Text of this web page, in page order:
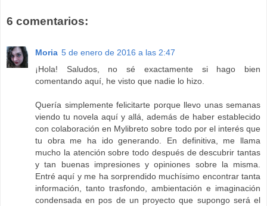
6 comentarios:
Moria 5 de enero de 2016 a las 2:47
¡Hola! Saludos, no sé exactamente si hago bien
comentando aquí, he visto que nadie lo hizo.
Quería simplemente felicitarte porque llevo unas semanas
viendo tu novela aquí y allá, además de haber establecido
con colaboración en Mylibreto sobre todo por el interés que
tu obra me ha ido generando. En definitiva, me llama
mucho la atención sobre todo después de descubrir tantas
y tan buenas impresiones y opiniones sobre la misma.
Entré aquí y me ha sorprendido muchísimo encontrar tanta
información, tanto trasfondo, ambientación e imaginación
condensada en pos de un proyecto que supongo será el